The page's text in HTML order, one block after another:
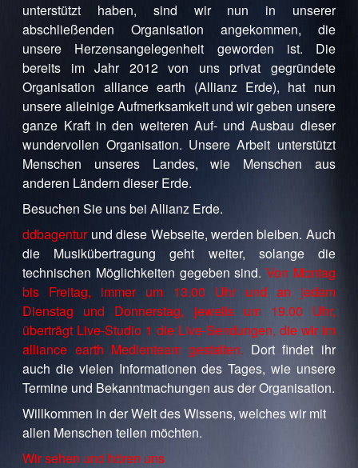
unterstützt haben, sind wir nun in unserer
abschließenden Organisation angekommen, die
unsere Herzensangelegenheit geworden ist. Die
bereits im Jahr 2012 von uns privat gegründete
Organisation alliance earth (Allianz Erde), hat nun
unsere alleinige Aufmerksamkeit und wir geben unsere
ganze Kraft in den weiteren Auf- und Ausbau dieser
wundervollen Organisation. Unsere Arbeit unterstützt
Menschen unseres Landes, wie Menschen aus
anderen Ländern dieser Erde.
Besuchen Sie uns bei Allianz Erde.
ddbagenturund diese Webseite, werden bleiben. Auch
die Musikübertragung geht weiter, solange die
technischen Möglichkeiten gegeben sind. Von Montag
bis Freitag, immer um 13.00 Uhr und an jedem
Dienstag und Donnerstag, jeweils um 19.00 Uhr,
überträgt Live-Studio 1 die Live-Sendungen, die wir im
alliance earth Medienteam gestalten. Dort findet ihr
auch die vielen Informationen des Tages, wie unsere
Termine und Bekanntmachungen aus der Organisation.
Willkommen in der Welt des Wissens, welches wir mit
allen Menschen teilen möchten.
Wir sehen und hören uns